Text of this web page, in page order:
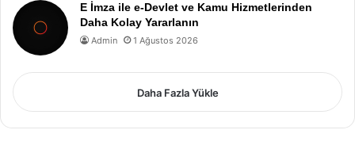
E İmza ile e-Devlet ve Kamu Hizmetlerinden
Daha Kolay Yararlanın
Admin 1 Ağustos 2026
Daha Fazla Yükle